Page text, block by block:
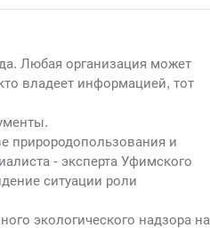
Любая организация может
владеет информацией, тот
прирородопользования и
- эксперта Уфимского
ситуации роли
экологического надзора на